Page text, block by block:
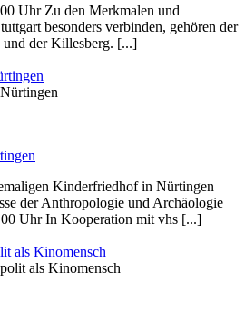
Uhr Zu den Merkmalen und
besonders verbinden, gehören der
und der Killesberg. [...]
Kinderfriedhof in Nürtingen
der Anthropologie und Archäologie
Uhr In Kooperation mit vhs [...]
als Kinomensch